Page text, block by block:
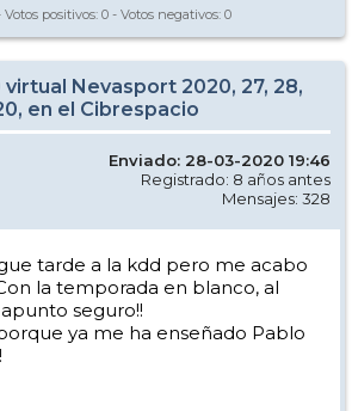
Votos positivos: 0 - Votos negativos: 0
virtual Nevasport 2020, 27, 28,
en el Cibrespacio
Enviado: 28-03-2020 19:46
Registrado: 8 años antes
Mensajes: 328
tarde a la kdd pero me acabo
la temporada en blanco, al
seguro!!
ya me ha enseñado Pablo